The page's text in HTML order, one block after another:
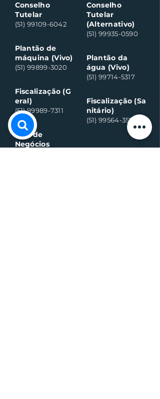
Conselho
Tutelar
(51) 99109-6042
Plantão de
máquina (Vivo)
(51) 99899-3020
Fiscalização (G
eral)
(51) 99989-7311
Sala de
Negócios
Conselho
Tutelar
(Alternativo)
(51) 99935-0590
Plantão da
água (Vivo)
(51) 99714-5317
Fiscalização (Sa
nitário)
(51) 99564-3598